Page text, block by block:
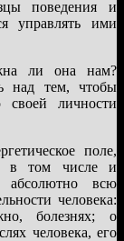
поведения и
управлять ими
ли она нам?
над тем, чтобы
своей личности
поле,
в том числе и
абсолютно всю
человека:
болезнях; о
человека, его